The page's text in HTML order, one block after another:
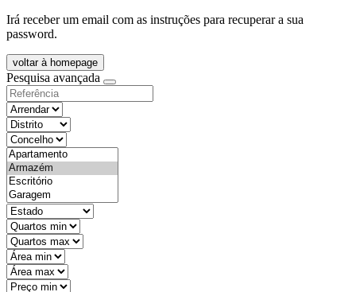
Irá receber um email com as instruções para recuperar a sua
password.
voltar à homepage
Pesquisa avançada
objective
districtId
countyId
types
state
mintypo
maxtypo
minarea
maxarea
minprice